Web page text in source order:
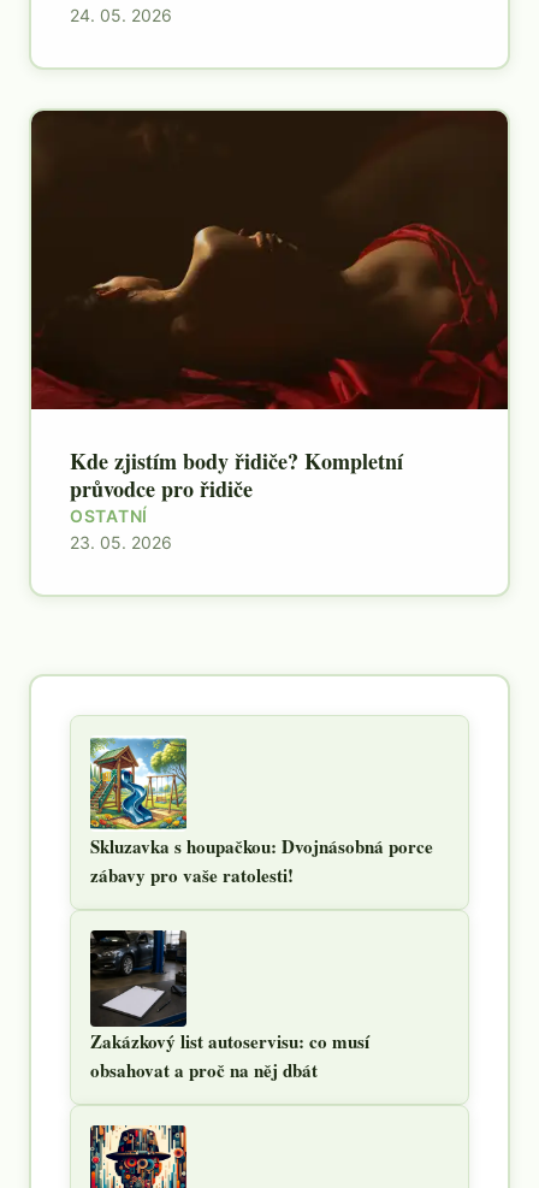
24. 05. 2026
Kde zjistím body řidiče? Kompletní
průvodce pro řidiče
OSTATNÍ
23. 05. 2026
Skluzavka s houpačkou: Dvojnásobná porce
zábavy pro vaše ratolesti!
Zakázkový list autoservisu: co musí
obsahovat a proč na něj dbát